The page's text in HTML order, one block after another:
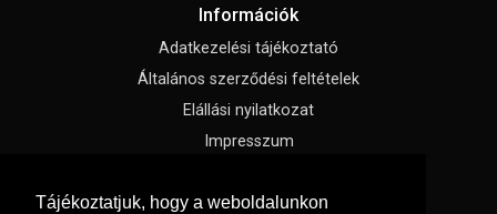
Tájékoztatjuk, hogy a weboldalunkon
Információk
Adatkezelési tájékoztató
Általános szerződési feltételek
Elállási nyilatkozat
Impresszum